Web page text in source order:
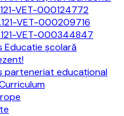
VET-000124772
VET-000209716
VET-000344847
Educație școlară
parteneriat educațional